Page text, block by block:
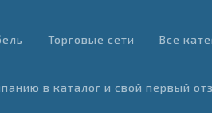
Торговые сети Все
в каталог и свой первый